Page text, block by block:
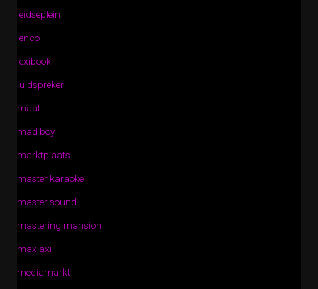
leidseplein
lenco
lexibook
luidspreker
maat
mad boy
marktplaats
master karaoke
master sound
mastering mansion
maxiaxi
mediamarkt